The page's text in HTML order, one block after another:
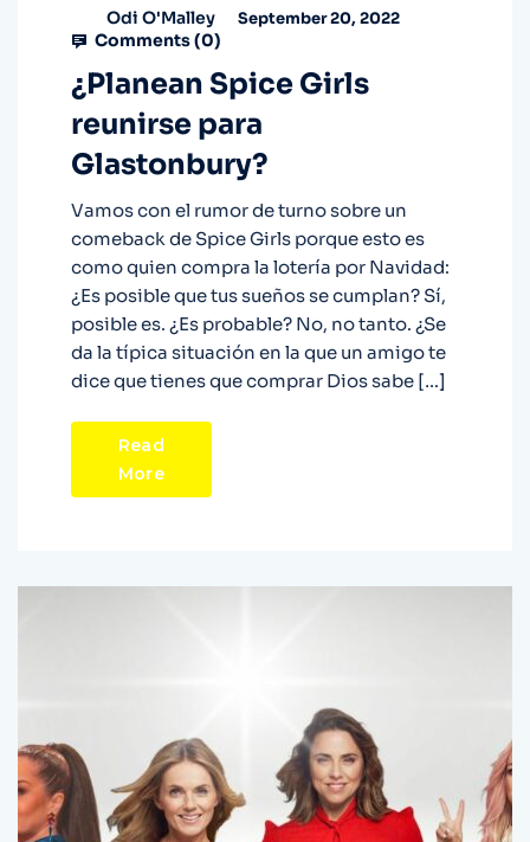
Odi O'Malley September 20, 2022
Comments (0)
¿Planean Spice Girls
reunirse para
Glastonbury?
Vamos con el rumor de turno sobre un
comeback de Spice Girls porque esto es
como quien compra la lotería por Navidad:
¿Es posible que tus sueños se cumplan? Sí,
posible es. ¿Es probable? No, no tanto. ¿Se
da la típica situación en la que un amigo te
dice que tienes que comprar Dios sabe […]
Read
More